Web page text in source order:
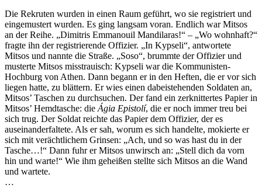
Die Rekruten wurden in einen Raum geführt, wo sie registriert und
eingemustert wurden. Es ging langsam voran. Endlich war Mitsos
an der Reihe. „Dimitris Emmanouil Mandilaras!“ – „Wo wohnhaft?“
fragte ihn der registrierende Offizier. „In Kypseli“, antwortete
Mitsos und nannte die Straße. „Soso“, brummte der Offizier und
musterte Mitsos misstrauisch: Kypseli war die Kommunisten-
Hochburg von Athen. Dann begann er in den Heften, die er vor sich
liegen hatte, zu blättern. Er wies einen dabeistehenden Soldaten an,
Mitsos’ Taschen zu durchsuchen. Der fand ein zerknittertes Papier in
Mitsos’ Hemdtasche: dieÁgia Epistolí, die er noch immer treu bei
sich trug. Der Soldat reichte das Papier dem Offizier, der es
auseinanderfaltete. Als er sah, worum es sich handelte, mokierte er
sich mit verächtlichem Grinsen: „Ach, und so was hast du in der
Tasche…!“ Dann fuhr er Mitsos unwirsch an: „Stell dich da vorn
hin und warte!“ Wie ihm geheißen stellte sich Mitsos an die Wand
und wartete.
…